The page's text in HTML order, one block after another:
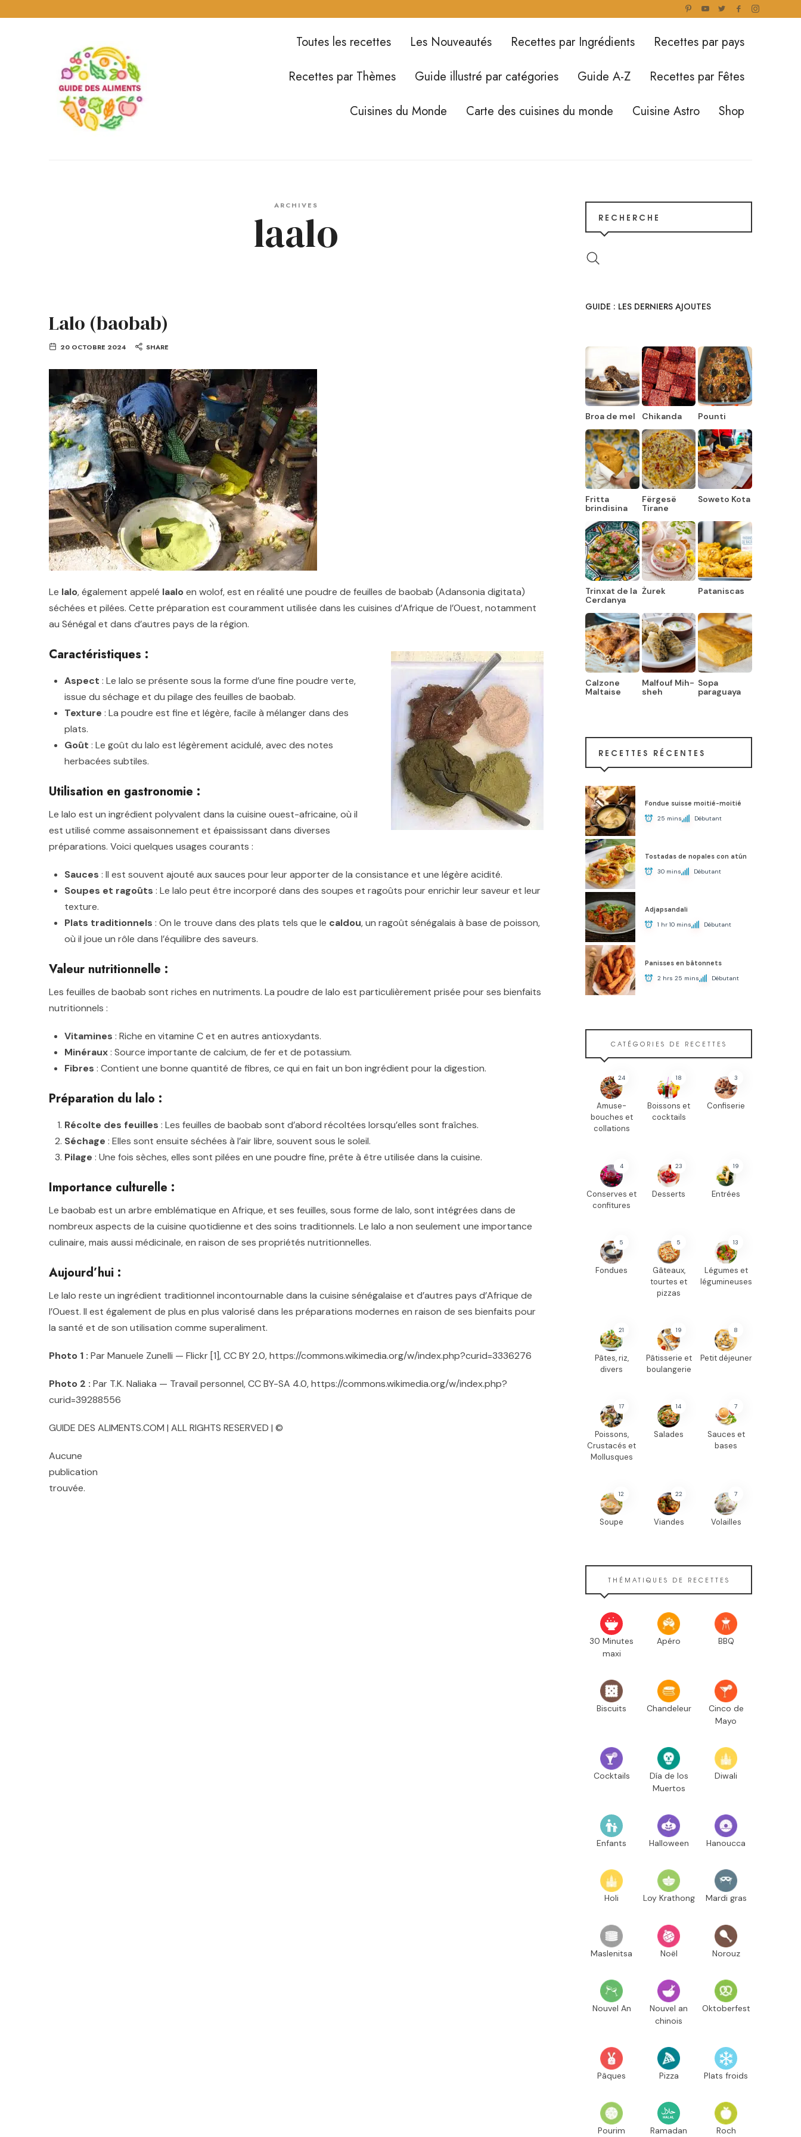
Guide
des
Aliments
Toutes les recettes Les Nouveautés Recettes par Ingrédients
Recettes par pays
Recettes par Thèmes
Guide illustré par catégories Guide A-Z
Recettes par Fêtes
Cuisines du Monde
Carte des cuisines du monde Cuisine Astro Shop
ARCHIVES
laalo
Lalo (baobab)
20 OCTOBRE 2024 SHARE
Le lalo, également appelé laaloen wolof, est en réalité une poudre de feuilles de baobab (Adansonia digitata)
séchées et pilées. Cette préparation est couramment utilisée dans les cuisines d’Afrique de l’Ouest, notamment
au Sénégal et dans d’autres pays de la région.
Caractéristiques :
Aspect : Le lalo se présente sous la forme d’une fine poudre verte,
issue du séchage et du pilage des feuilles de baobab.
Texture : La poudre est fine et légère, facile à mélanger dans des
plats.
Goût : Le goût du lalo est légèrement acidulé, avec des notes
herbacées subtiles.
Utilisation en gastronomie :
Le lalo est un ingrédient polyvalent dans la cuisine ouest-africaine, où il
est utilisé comme assaisonnement et épaississant dans diverses
préparations. Voici quelques usages courants :
Sauces : Il est souvent ajouté aux sauces pour leur apporter de la consistance et une légère acidité.
Soupes et ragoûts : Le lalo peut être incorporé dans des soupes et ragoûts pour enrichir leur saveur et leur
texture.
Plats traditionnels : On le trouve dans des plats tels que le caldou, un ragoût sénégalais à base de poisson,
où il joue un rôle dans l’équilibre des saveurs.
Valeur nutritionnelle :
Les feuilles de baobab sont riches en nutriments. La poudre de lalo est particulièrement prisée pour ses bienfaits
nutritionnels :
Vitamines : Riche en vitamine C et en autres antioxydants.
Minéraux: Source importante de calcium, de fer et de potassium.
Fibres : Contient une bonne quantité de fibres, ce qui en fait un bon ingrédient pour la digestion.
Préparation du lalo :
Récolte des feuilles : Les feuilles de baobab sont d’abord récoltées lorsqu’elles sont fraîches.
Séchage : Elles sont ensuite séchées à l’air libre, souvent sous le soleil.
Pilage : Une fois sèches, elles sont pilées en une poudre fine, prête à être utilisée dans la cuisine.
Importance culturelle :
Le baobab est un arbre emblématique en Afrique, et ses feuilles, sous forme de lalo, sont intégrées dans de
nombreux aspects de la cuisine quotidienne et des soins traditionnels. Le lalo a non seulement une importance
culinaire, mais aussi médicinale, en raison de ses propriétés nutritionnelles.
Aujourd’hui :
Le lalo reste un ingrédient traditionnel incontournable dans la cuisine sénégalaise et d’autres pays d’Afrique de
l’Ouest. Il est également de plus en plus valorisé dans les préparations modernes en raison de ses bienfaits pour
la santé et de son utilisation comme superaliment.
Photo 1 : Par Manuele Zunelli — Flickr [1], CC BY 2.0, https://commons.wikimedia.org/w/index.php?curid=3336276
Photo 2 : Par T.K. Naliaka — Travail personnel, CC BY-SA 4.0, https://commons.wikimedia.org/w/index.php?
curid=39288556
GUIDE DES ALIMENTS.COM | ALL RIGHTS RESERVED | ©
Aucune
publication
trouvée.
RECHERCHE
GUIDE : LES DERNIERS AJOUTES
Broa de mel Chikanda Pounti
Fritta
brindisina
Fërgesë
Tirane
Soweto Kota
Trinxat de la
Cerdanya
Żurek Pataniscas
Calzone
Maltaise
Malfouf Mih-
sheh
Sopa
paraguaya
RECETTES RÉCENTES
Fondue suisse moitié-moitié
25 mins Débutant
Tostadas de nopales con atún
30 mins Débutant
Adjapsandali
1 hr 10 mins Débutant
Panisses en bâtonnets
2 hrs 25 mins Débutant
CATÉGORIES DE RECETTES
24
Amuse-
bouches et
collations
18
Boissons et
cocktails
3
Confiserie
4
Conserves et
confitures
23
Desserts
19
Entrées
5
Fondues
5
Gâteaux,
tourtes et
pizzas
13
Légumes et
légumineuses
21
Pâtes, riz,
divers
19
Pâtisserie et
boulangerie
8
Petit déjeuner
17
Poissons,
Crustacés et
Mollusques
14
Salades
7
Sauces et
bases
12
Soupe
22
Viandes
7
Volailles
THÉMATIQUES DE RECETTES
30 Minutes
maxi
Apéro BBQ
Biscuits Chandeleur
Cinco de
Mayo
Cocktails
Día de los
Muertos
Diwali
Enfants Halloween Hanoucca
Holi Loy Krathong Mardi gras
Maslenitsa Noël Norouz
Nouvel An
Nouvel an
chinois
Oktoberfest
Pâques Pizza Plats froids
Pourim Ramadan Roch